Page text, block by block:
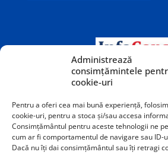
Administrează
consimțămintele
cookie-uri
Pentru a oferi cea mai bună experiență,
cookie-uri, pentru a stoca și/sau accesa
Consimțământul pentru aceste tehnologii ne
cum ar fi comportamentul de navigare sau ID-
Dacă nu îți dai consimțământul sau îți retragi